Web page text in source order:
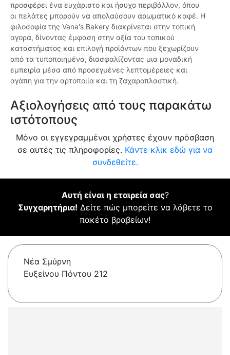
προσφέρει ένα ευχάριστο και ήσυχο περιβάλλον, όπου
οι πελάτες μπορούν να απολαύσουν αρωματικό καφέ. Η
φιλοσοφία της Vana's Bakery διακρίνεται στην τοπική
αγορά, δίνοντας έμφαση στην αξία του τοπικού
καταστήματος και επιλογή προϊόντων που ξεχωρίζουν
από τα τυποποιημένα, διασφαλίζοντας μια μοναδική
εμπειρία μέσα από προσεγμένες λεπτομέρειες και
αγάπη για την αρτοποιία και τη ζαχαροπλαστική.
Αξιολογήσεις από τους παρακάτω
ιστότοπους
Μόνο οι εγγεγραμμένοι χρήστες έχουν πρόσβαση
σε αυτές τις πληροφορίες. Κάντε κλικ εδώ για να
συνδεθείτε.
Αυτή είναι η εταιρεία σας?
Συγχαρητήρια! Δείτε πώς μπορείτε να λάβετε το
πακέτο βραβείων!
Νέα Σμύρνη
Ευξείνου Πόντου 212